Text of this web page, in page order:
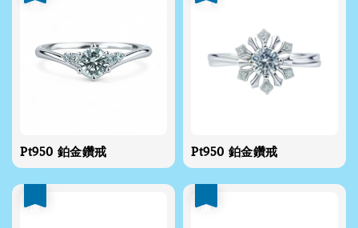
Pt950 鉑金鑽戒 Pt950 鉑金鑽戒